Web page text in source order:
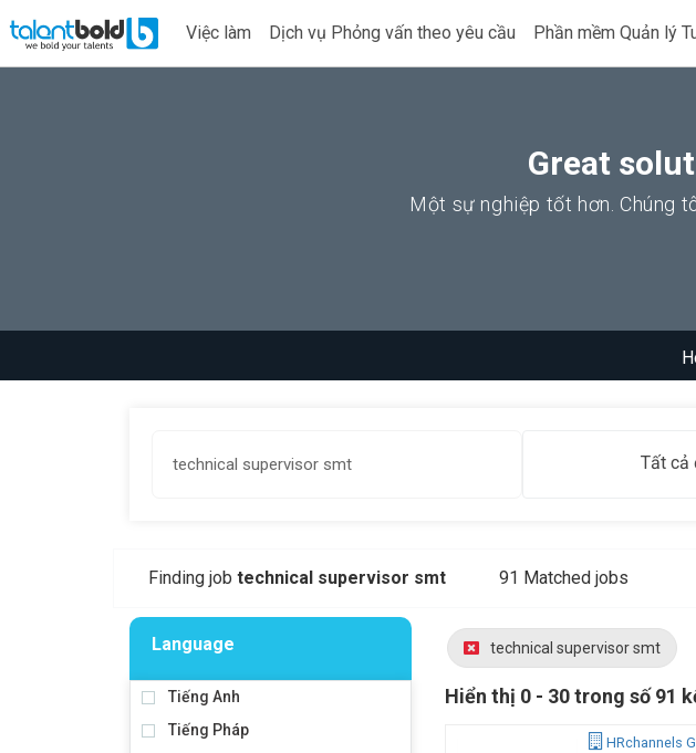
Việc làm Dịch vụ Phỏng vấn theo yêu cầu Phần mềm Quản lý
Great
Một sự nghiệp tốt hơn. Chúng
Tất cả
Finding job technical supervisor smt 91 Matched jobs
Language
Tiếng Anh
Tiếng Pháp
technical supervisor smt
Hiển thị 0 - 30 trong số 91
HRchannels